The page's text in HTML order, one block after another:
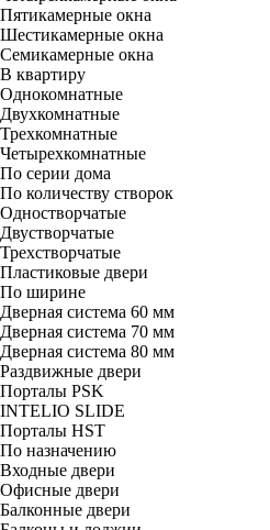
Пятикамерные окна
Шестикамерные окна
Семикамерные окна
В квартиру
Однокомнатные
Двухкомнатные
Трехкомнатные
Четырехкомнатные
По серии дома
По количеству створок
Одностворчатые
Двустворчатые
Трехстворчатые
Пластиковые двери
По ширине
Дверная система 60 мм
Дверная система 70 мм
Дверная система 80 мм
Раздвижные двери
Порталы PSK
INTELIO SLIDE
Порталы HST
По назначению
Входные двери
Офисные двери
Балконные двери